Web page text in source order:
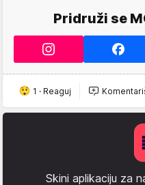
Pridruži se
1 · Reaguj
Skini aplikaciju za